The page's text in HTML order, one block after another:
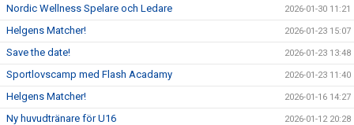
Nordic Wellness Spelare och Ledare 2026-01-30 11:21
Helgens Matcher! 2026-01-23 15:07
Save the date! 2026-01-23 13:48
Sportlovscamp med Flash Acadamy 2026-01-23 11:40
Helgens Matcher! 2026-01-16 14:27
Ny huvudtränare för U16 2026-01-12 20:28